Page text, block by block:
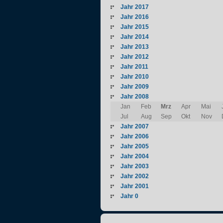
Jahr 2017
Jahr 2016
Jahr 2015
Jahr 2014
Jahr 2013
Jahr 2012
Jahr 2011
Jahr 2010
Jahr 2009
Jahr 2008
Jan
Feb Mrz Apr Mai
Jul
Aug Sep Okt Nov
Jahr 2007
Jahr 2006
Jahr 2005
Jahr 2004
Jahr 2003
Jahr 2002
Jahr 2001
Jahr 0